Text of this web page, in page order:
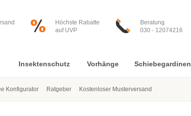
Höchste Rabatte
auf UVP
Beratung
030 - 12074216
Konfigurator Ratgeber Kostenloser Musterversand
Insektenschutz Vorhänge Schiebegardinen